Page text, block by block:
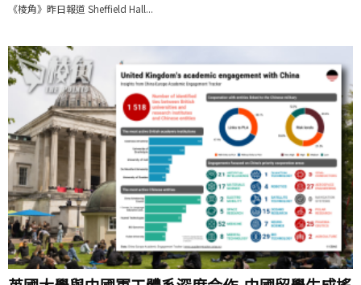
《棱角》昨日報道 Sheffield Hall...